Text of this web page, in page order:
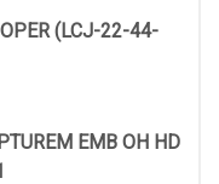
(LCJ-22-44-
EMB OH HD